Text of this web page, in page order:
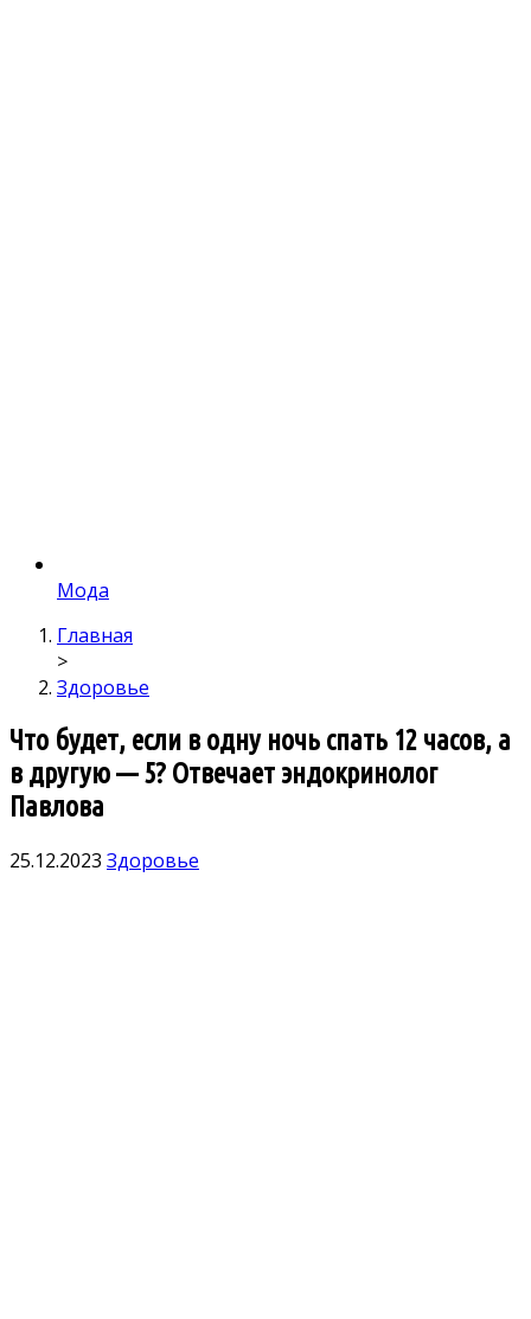
Мода
Главная
>
Здоровье
Что будет, если в одну ночь спать 12 часов, а
в другую — 5? Отвечает эндокринолог
Павлова
25.12.2023 Здоровье